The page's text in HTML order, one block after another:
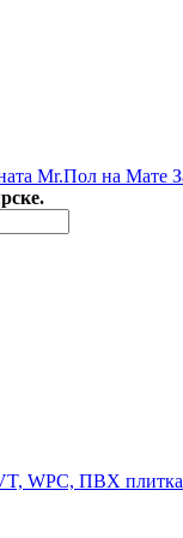
WPC, ПВХ